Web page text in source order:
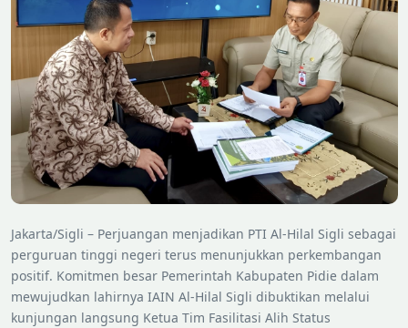
Jakarta/Sigli – Perjuangan menjadikan PTI Al-Hilal Sigli sebagai
perguruan tinggi negeri terus menunjukkan perkembangan
positif. Komitmen besar Pemerintah Kabupaten Pidie dalam
mewujudkan lahirnya IAIN Al-Hilal Sigli dibuktikan melalui
kunjungan langsung Ketua Tim Fasilitasi Alih Status